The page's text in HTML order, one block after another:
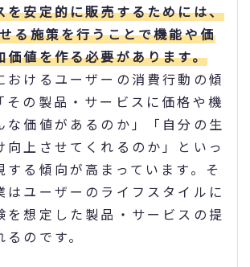
を安定的に販売するためには、
る施策を行うことで機能や価
価値を作る必要があります。
おけるユーザーの消費行動の傾
その製品・サービスに価格や機
な価値があるのか」「自分の生
向上させてくれるのか」といっ
する傾向が高まっています。そ
はユーザーのライフスタイルに
を想定した製品・サービスの提
のです。